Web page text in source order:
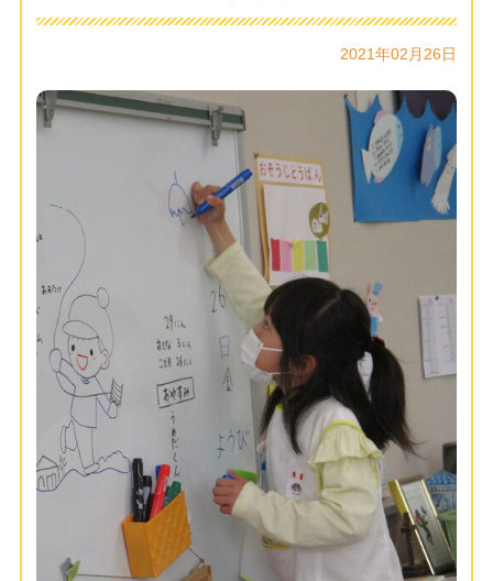
2021年02月26日